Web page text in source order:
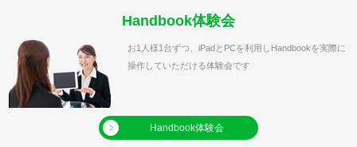
Handbook体験会
お1人様1台ずつ、iPadとPCを利用しHandbookを実際に
操作していただける体験会です
Handbook体験会